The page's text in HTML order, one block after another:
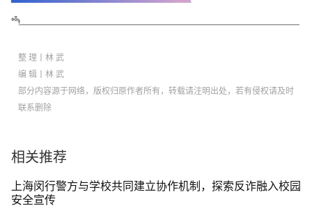
整 理丨林 武
编 辑丨林 武
部分内容源于网络，版权归原作者所有，转载请注明出处，若有侵权请及时
联系删除
相关推荐
上海闵行警方与学校共同建立协作机制，探索反诈融入校园
安全宣传